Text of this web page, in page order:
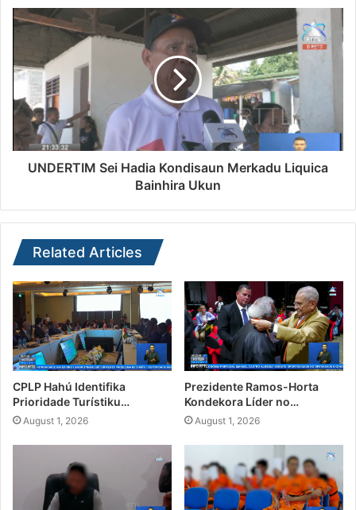
UNDERTIM Sei Hadia Kondisaun Merkadu Liquica
Bainhira Ukun
Related Articles
CPLP Hahú Identifika
Prioridade Turístiku…
August 1, 2026
Prezidente Ramos-Horta
Kondekora Líder no…
August 1, 2026